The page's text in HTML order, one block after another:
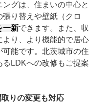
グは、住まいの中心と
り替えや壁紙（クロ
一新できます。また、収
り、より機能的で居心
能です。北茨城市の住
LDKへの改修もご提案
りの変更も対応